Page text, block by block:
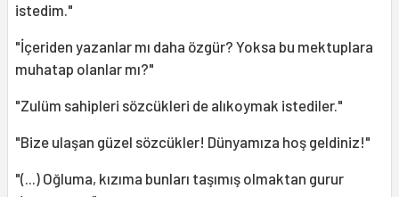
istedim."
"İçeriden yazanlar mı daha özgür? Yoksa bu mektuplara
muhatap olanlar mı?"
"Zulüm sahipleri sözcükleri de alıkoymak istediler."
"Bize ulaşan güzel sözcükler! Dünyamıza hoş geldiniz!"
"(...) Oğluma, kızıma bunları taşımış olmaktan gurur